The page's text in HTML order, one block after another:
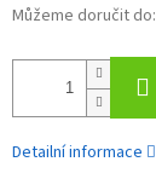
Můžeme doručit do:
Detailní informace